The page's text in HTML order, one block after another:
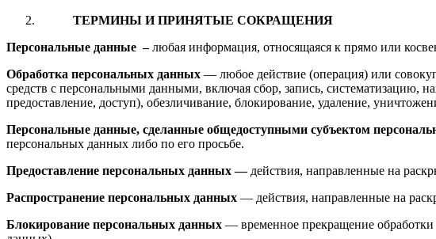
ТЕРМИНЫ И ПРИНЯТЫЕ СОКРАЩЕНИЯ
Персональные данные –любая информация, относящаяся к прямо или
Обработка персональных данных — любое действие (операция) или
средств с персональными данными, включая сбор, запись, систематизацию,
предоставление, доступ), обезличивание, блокирование, удаление,
Персональные данные, сделанные общедоступными субъектом
персональных данных либо по его просьбе.
Предоставление персональных данных — действия, направленные на
Распространение персональных данных — действия, направленные на
Блокирование персональных данных — временное прекращение обработки